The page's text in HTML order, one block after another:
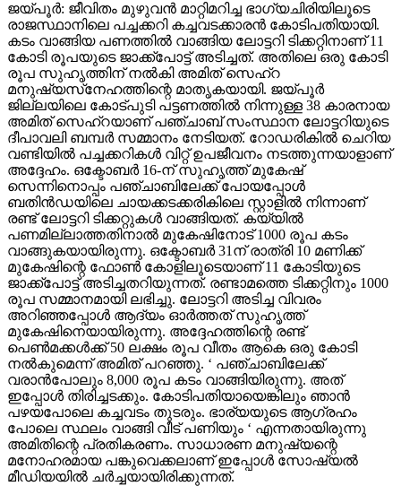
ജയ്പൂര്‍: ജീവിതം മുഴുവന്‍ മാറ്റിമറിച്ച ഭാഗ്യചിരിയിലൂടെ
രാജസ്ഥാനിലെ പച്ചക്കറി കച്ചവടക്കാരന്‍ കോടിപതിയായി.
കടം വാങ്ങിയ പണത്തില്‍ വാങ്ങിയ ലോട്ടറി ടിക്കറ്റിനാണ് 11
കോടി രൂപയുടെ ജാക്ക്‌പോട്ട് അടിച്ചത്. അതിലെ ഒരു കോടി
രൂപ സുഹൃത്തിന് നല്‍കി അമിത് സെഹ്‌റ
മനുഷ്യസ്‌നേഹത്തിന്റെ മാതൃകയായി. ജയ്പൂര്‍
ജില്ലയിലെ കോട്പുടി പട്ടണത്തില്‍ നിന്നുള്ള 38 കാരനായ
അമിത് സെഹ്‌റയാണ് പഞ്ചാബ് സംസ്ഥാന ലോട്ടറിയുടെ
ദീപാവലി ബമ്പര്‍ സമ്മാനം നേടിയത്. റോഡരികില്‍ ചെറിയ
വണ്ടിയില്‍ പച്ചക്കറികള്‍ വിറ്റ് ഉപജീവനം നടത്തുന്നയാളാണ്
അദ്ദേഹം. ഒക്ടോബര്‍ 16-ന് സുഹൃത്ത് മുകേഷ്
സെന്നിനൊപ്പം പഞ്ചാബിലേക്ക് പോയപ്പോള്‍
ബതിന്‍ഡയിലെ ചായക്കടക്കരികിലെ സ്റ്റാളില്‍ നിന്നാണ്
രണ്ട് ലോട്ടറി ടിക്കറ്റുകള്‍ വാങ്ങിയത്. കയ്യില്‍
പണമില്ലാത്തതിനാല്‍ മുകേഷിനോട് 1000 രൂപ കടം
വാങ്ങുകയായിരുന്നു. ഒക്ടോബര്‍ 31ന് രാത്രി 10 മണിക്ക്
മുകേഷിന്റെ ഫോണ്‍ കോളിലൂടെയാണ് 11 കോടിയുടെ
ജാക്ക്‌പോട്ട് അടിച്ചതറിയുന്നത്. രണ്ടാമത്തെ ടിക്കറ്റിനും 1000
രൂപ സമ്മാനമായി ലഭിച്ചു. ലോട്ടറി അടിച്ച വിവരം
അറിഞ്ഞപ്പോള്‍ ആദ്യം ഓര്‍ത്തത് സുഹൃത്ത്
മുകേഷിനെയായിരുന്നു. അദ്ദേഹത്തിന്റെ രണ്ട്
പെണ്‍മക്കള്‍ക്ക് 50 ലക്ഷം രൂപ വീതം ആകെ ഒരു കോടി
നല്‍കുമെന്ന് അമിത് പറഞ്ഞു. ‘ പഞ്ചാബിലേക്ക്
വരാന്‍പോലും 8,000 രൂപ കടം വാങ്ങിയിരുന്നു. അത്
ഇപ്പോള്‍ തിരിച്ചടക്കും. കോടിപതിയായെങ്കിലും ഞാന്‍
പഴയപോലെ കച്ചവടം തുടരും. ഭാര്യയുടെ ആഗ്രഹം
പോലെ സ്ഥലം വാങ്ങി വീട് പണിയും ‘ എന്നതായിരുന്നു
അമിതിന്റെ പ്രതികരണം. സാധാരണ മനുഷ്യന്റെ
മനോഹരമായ പങ്കുവെക്കലാണ് ഇപ്പോള്‍ സോഷ്യല്‍
മീഡിയയില്‍ ചര്‍ച്ചയായിരിക്കുന്നത്.